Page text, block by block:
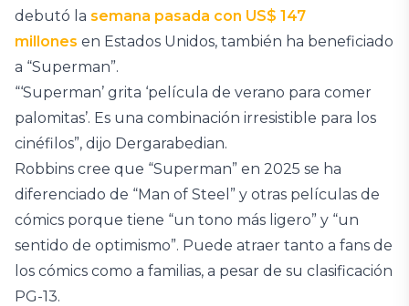
debutó la semana pasada con US$ 147
millones en Estados Unidos, también ha beneficiado
a “Superman”.
“‘Superman’ grita ‘película de verano para comer
palomitas’. Es una combinación irresistible para los
cinéfilos”, dijo Dergarabedian.
Robbins cree que “Superman” en 2025 se ha
diferenciado de “Man of Steel” y otras películas de
cómics porque tiene “un tono más ligero” y “un
sentido de optimismo”. Puede atraer tanto a fans de
los cómics como a familias, a pesar de su clasificación
PG-13.